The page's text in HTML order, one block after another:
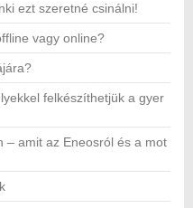
ezt szeretné csinálni!
vagy online?
felkészíthetjük a gyer
– amit az Eneosról és a mot